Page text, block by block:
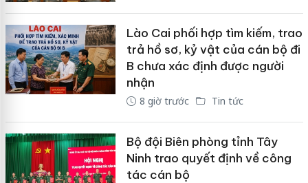
Lào Cai phối hợp tìm kiếm, trao
trả hồ sơ, kỷ vật của cán bộ đi
B chưa xác định được người
nhận
8 giờ trước Tin tức
Bộ đội Biên phòng tỉnh Tây
Ninh trao quyết định về công
tác cán bộ